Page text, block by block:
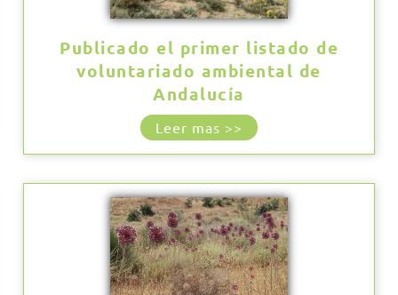
Publicado el primer listado de
voluntariado ambiental de
Andalucía
Leer mas >>